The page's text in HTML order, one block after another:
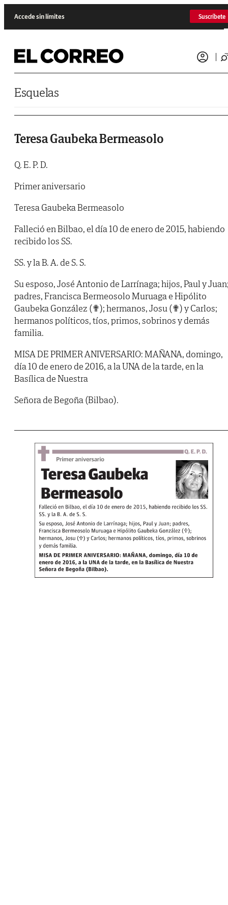
Accede sin límites Suscríbete
Esquelas
Teresa Gaubeka Bermeasolo
Q. E. P. D.
Primer aniversario
Teresa Gaubeka Bermeasolo
Falleció en Bilbao, el día 10 de enero de 2015, habiendo
recibido los SS.
SS. y la B. A. de S. S.
Su esposo, José Antonio de Larrínaga; hijos, Paul y
padres, Francisca Bermeosolo Muruaga e Hipólito
Gaubeka González (✟); hermanos, Josu (✟) y Carlos;
hermanos políticos, tíos, primos, sobrinos y demás
familia.
MISA DE PRIMER ANIVERSARIO: MAÑANA, domingo,
día 10 de enero de 2016, a la UNA de la tarde, en la
Basílica de Nuestra
Señora de Begoña (Bilbao).